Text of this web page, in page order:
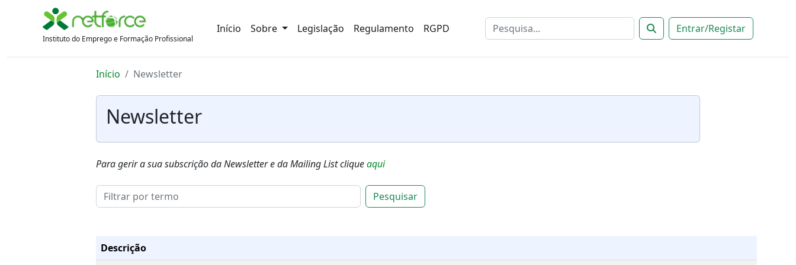
Instituto do Emprego e Formação Profissional
Início Sobre Legislação Regulamento RGPD Entrar/Registar
Início Newsletter
Newsletter
Para gerir a sua subscrição da Newsletter e da Mailing List cliqueaqui
Pesquisar
Descrição